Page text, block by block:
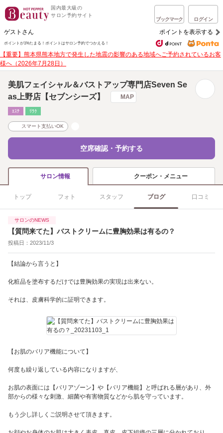
国内最大級の
サロン予約サイト
ブックマーク ログイン
ゲストさん ポイントを表示する
ポイントが1%たまる！ ポイントはサロン予約でつかえる！
【重要】熊本県熊本地方で発生した地震の影響のある地域へご予約されているお客
様へ（2026年7月28日）
美肌フェイシャル＆バストアップ専門店Seven Se
as上野店【セブンシーズ】
MAP
ｴｽﾃ ﾘﾗｸ
スマート支払いOK
空席確認・予約する
サロン情報 クーポン・メニュー
トップ フォト スタッフ ブログ 口コミ
サロンのNEWS
【質問来てた】バストクリームに豊胸効果は有るの？
投稿日：2023/11/3
【結論から言うと】
化粧品を塗布するだけでは豊胸効果の実現は出来ない。
それは、皮膚科学的に証明できます。
【お肌のバリア機能について】
何度も繰り返している内容になりますが、
お肌の表面には【バリアゾーン】や【バリア機能】と呼ばれる層があり、外
部からの様々な刺激、細菌や有害物質などから肌を守っています。
もう少し詳しくご説明させて頂きます。